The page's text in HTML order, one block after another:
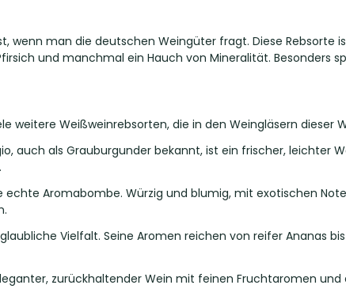
wenn man die deutschen Weingüter fragt. Diese Rebsorte
und manchmal ein Hauch von Mineralität. Besonders
weitere Weißweinrebsorten, die in den Weingläsern dieser
auch als Grauburgunder bekannt, ist ein frischer, leichter
echte Aromabombe. Würzig und blumig, mit exotischen
Vielfalt. Seine Aromen reichen von reifer Ananas
zurückhaltender Wein mit feinen Fruchtaromen